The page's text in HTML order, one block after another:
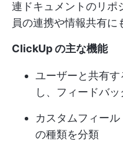
連ドキュメントのリポ
員の連携や情報共有に
ClickUp の主な機能
ユーザーと共有
し、フィードバ
カスタムフィー
の種類を分類